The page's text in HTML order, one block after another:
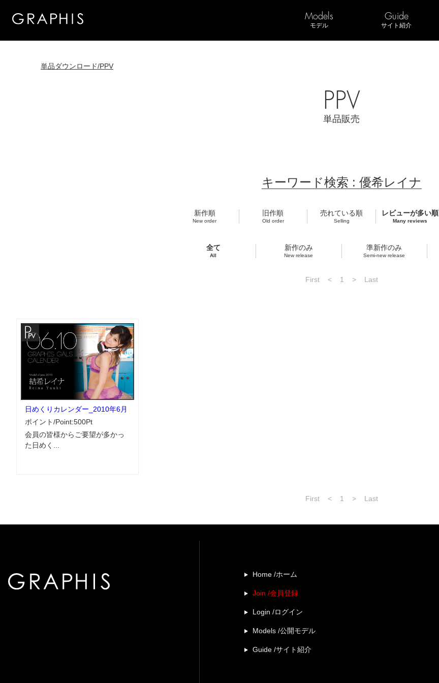
Models
モデル
Guide
サイト紹介
単品ダウンロード/PPV
PPV
単品販売
キーワード検索 : 優希レイナ
新作順
New order
旧作順
Old order
売れている順
Selling
レビューが多い順
Many reviews
全て
All
新作のみ
New release
準新作のみ
Semi-new release
First < 1 > Last
日めくりカレンダー_2010年6月
ポイント/Point:500Pt
会員の皆様からご要望が多かっ
た日めく...
First < 1 > Last
Home /ホーム
Join /会員登録
Login /ログイン
Models /公開モデル
Guide /サイト紹介